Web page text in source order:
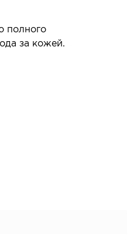
полного
за кожей.